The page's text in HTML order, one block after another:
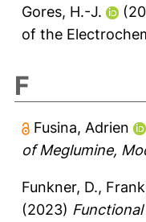
Gores, H.-J.
of the
F
Fusina, Adrien
of Meglumine,
Funkner, D.,
(2023)